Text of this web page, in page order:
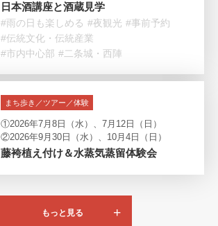
日本酒講座と酒蔵見学
#雨の日も楽しめる #夜観光 #事前予約
#伝統文化・伝統産業
#市内中心部 #二条城・西陣
まち歩き／ツアー／体験
①2026年7月8日（水）、7月12日（日）
②2026年9月30日（水）、10月4日（日）
藤袴植え付け＆水蒸気蒸留体験会
もっと見る